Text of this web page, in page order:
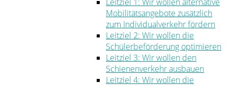
Mobilitätsangebote zusätzlich
zum Individualverkehr fördern
Leitziel 2: Wir wollen die
Schülerbeförderung optimieren
Leitziel 3: Wir wollen den
Schienenverkehr ausbauen
Leitziel 4: Wir wollen die